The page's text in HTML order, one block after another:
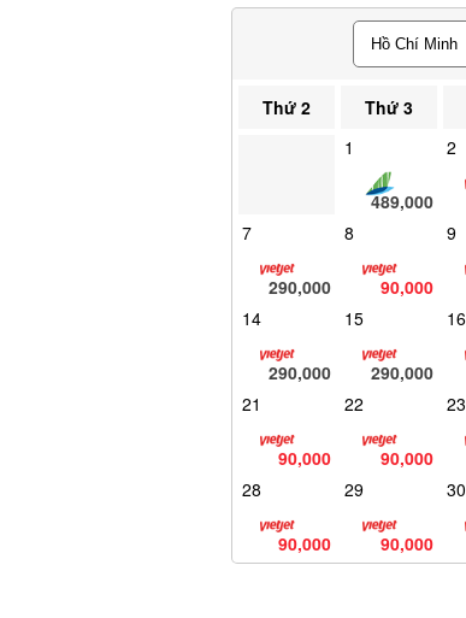
Thứ 2 Thứ 3
489,000
2
7
290,000
8
90,000
9
14
290,000
15
290,000
16
21
90,000
22
90,000
23
28
90,000
29
90,000
30